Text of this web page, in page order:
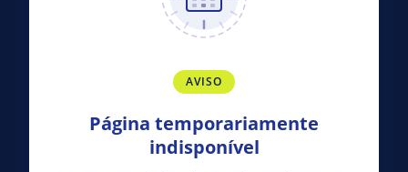
AVISO
Página temporariamente
indisponível